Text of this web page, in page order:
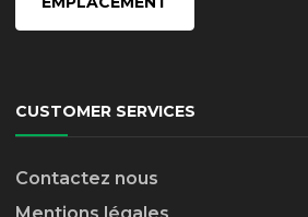
CUSTOMER SERVICES
Contactez nous
Mentions légales